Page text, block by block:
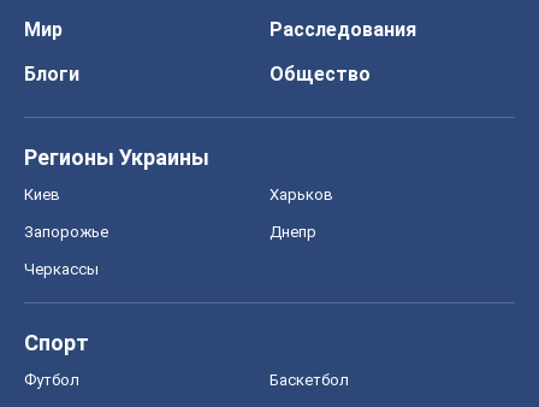
Мир
Расследования
Блоги
Общество
Регионы Украины
Киев Харьков
Запорожье Днепр
Черкассы
Спорт
Футбол Баскетбол